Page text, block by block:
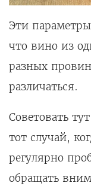
Эти
что вино из
разных
различаться.
Советовать
тот случай,
регулярно
обращать